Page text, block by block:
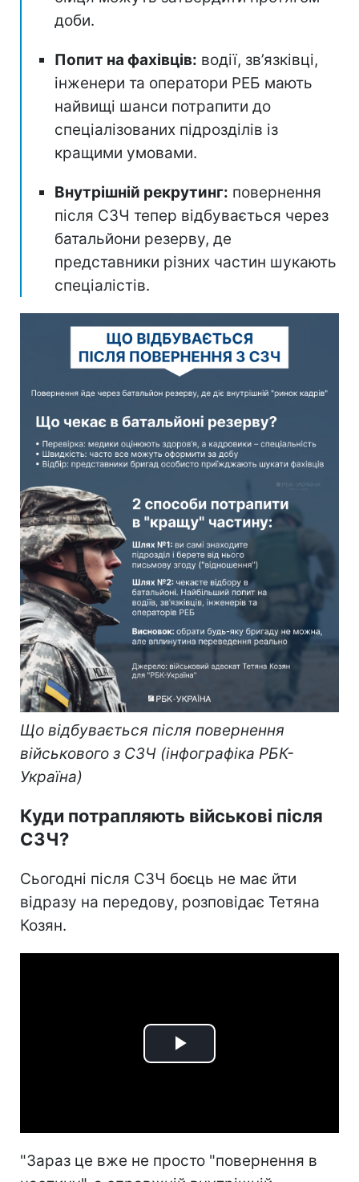
доби.
Попит на фахівців: водії, зв’язківці,
інженери та оператори РЕБ мають
найвищі шанси потрапити до
спеціалізованих підрозділів із
кращими умовами.
Внутрішній рекрутинг: повернення
після СЗЧ тепер відбувається через
батальйони резерву, де
представники різних частин шукають
спеціалістів.
Що відбувається після повернення
військового з СЗЧ (інфографіка РБК-
Україна)
Куди потрапляють військові після
СЗЧ?
Сьогодні після СЗЧ боєць не має йти
відразу на передову, розповідає Тетяна
Козян.
Play
"Зараз це вже не просто "повернення в